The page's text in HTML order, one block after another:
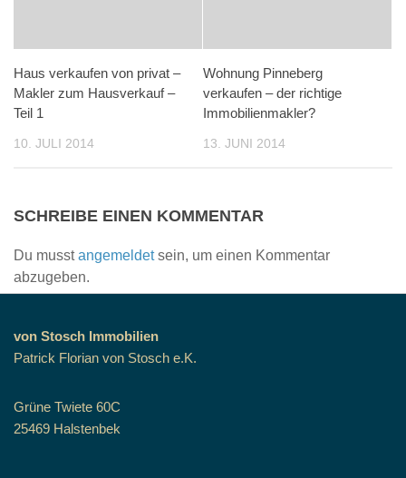
Haus verkaufen von privat –
Makler zum Hausverkauf –
Teil 1
10. JULI 2014
Wohnung Pinneberg
verkaufen – der richtige
Immobilienmakler?
13. JUNI 2014
SCHREIBE EINEN KOMMENTAR
Du musstangemeldetsein, um einen Kommentar
abzugeben.
von Stosch Immobilien
Patrick Florian von Stosch e.K.
Grüne Twiete 60C
25469 Halstenbek